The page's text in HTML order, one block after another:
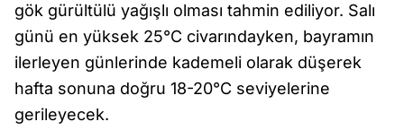
gök gürültülü yağışlı olması tahmin ediliyor. Salı
günü en yüksek 25°C civarındayken, bayramın
ilerleyen günlerinde kademeli olarak düşerek
hafta sonuna doğru 18-20°C seviyelerine
gerileyecek.